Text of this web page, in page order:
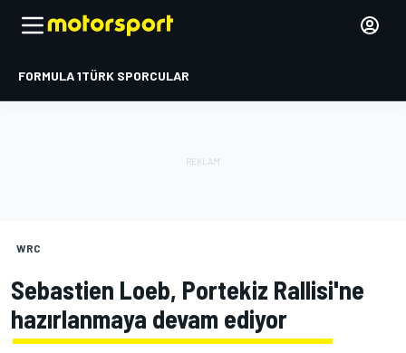
FORMULA 1TÜRK SPORCULAR
WRC
Sebastien Loeb, Portekiz Rallisi'ne
hazırlanmaya devam ediyor